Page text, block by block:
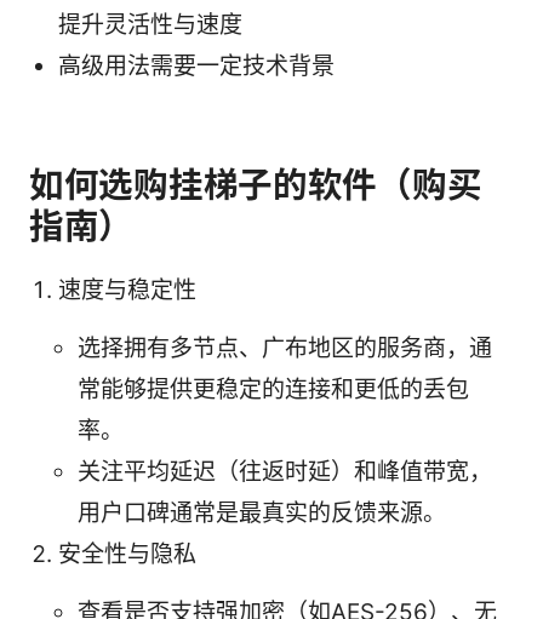
提升灵活性与速度
高级用法需要一定技术背景
如何选购挂梯子的软件（购买
指南）
速度与稳定性
选择拥有多节点、广布地区的服务商，通
常能够提供更稳定的连接和更低的丢包
率。
关注平均延迟（往返时延）和峰值带宽，
用户口碑通常是最真实的反馈来源。
安全性与隐私
查看是否支持强加密（如AES-256）、无